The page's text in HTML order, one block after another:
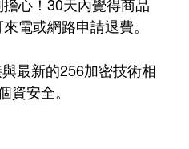
電或網路申請退費。
最新的256加密技術相
資安全。